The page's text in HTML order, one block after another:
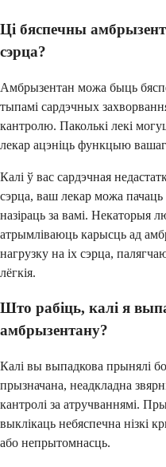
Ці бяспечны
сэрца?
Амбрызентан можа быць
тыпамі сардэчных
кантролю. Паколькі лекі
лекар ацэніць функцыю
Калі ў вас сардэчная
сэрца, ваш лекар можа
назіраць за вамі. Некаторыя
атрымліваюць карысць ад
нагрузку на іх сэрца,
лёгкія.
Што рабіць, калі я
амбрызентану?
Калі вы выпадкова прынялі
прызначана, неадкладна
кантролі за атручваннямі.
выклікаць небяспечна нізкі
або непрытомнасць.